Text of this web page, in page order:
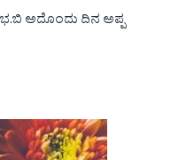
ಅದೊಂದು ದಿನ ಅಪ್ಪ